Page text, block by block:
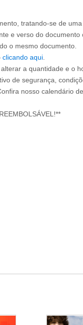
tratando-se de
e verso do documento
o mesmo documento.
clicando aqui
a quantidade e o
de segurança,
nosso calendário de